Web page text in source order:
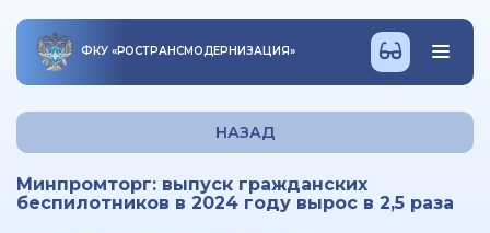
ФКУ «РОСТРАНСМОДЕРНИЗАЦИЯ»
НАЗАД
Минпромторг: выпуск гражданских
беспилотников в 2024 году вырос в 2,5 раза